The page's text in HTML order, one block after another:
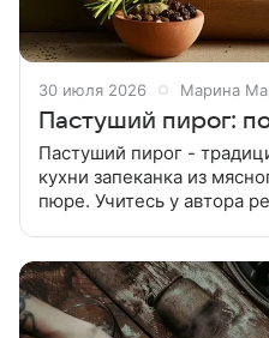
30 июля 2026 Марина
Пастуший пирог:
Пастуший пирог -
кухни запеканка из
пюре. Учитесь у автора